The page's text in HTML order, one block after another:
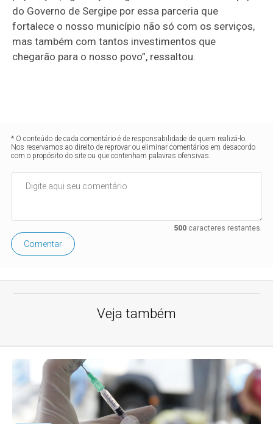
do Governo de Sergipe por essa parceria que
fortalece o nosso município não só com os serviços,
mas também com tantos investimentos que
chegarão para o nosso povo”, ressaltou.
* O conteúdo de cada comentário é de responsabilidade de quem realizá-lo.
Nos reservamos ao direito de reprovar ou eliminar comentários em desacordo
com o propósito do site ou que contenham palavras ofensivas.
500caracteres restantes.
Comentar
Veja também